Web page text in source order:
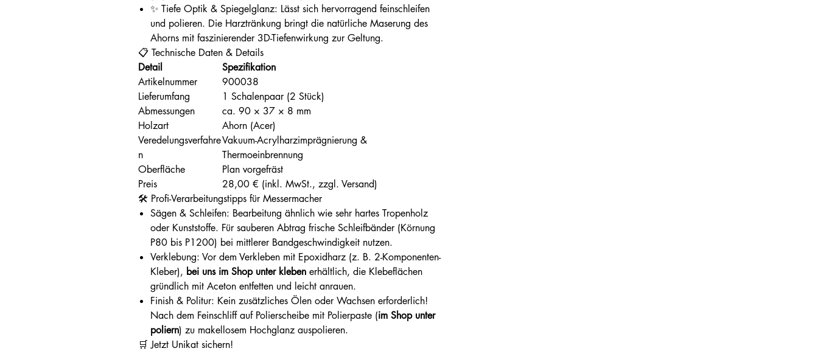
✨ Tiefe Optik & Spiegelglanz: Lässt sich hervorragend feinschleifen
und polieren. Die Harztränkung bringt die natürliche Maserung des
Ahorns mit faszinierender 3D-Tiefenwirkung zur Geltung.
📋 Technische Daten & Details
Detail
Spezifikation
Artikelnummer
900038
Lieferumfang
1 Schalenpaar (2 Stück)
Abmessungen
ca. 90 × 37 × 8 mm
Holzart
Ahorn (Acer)
Veredelungsverfahre
n
Vakuum-Acrylharzimprägnierung &
Thermoeinbrennung
Oberfläche
Plan vorgefräst
Preis
28,00 € (inkl. MwSt., zzgl. Versand)
🛠️ Profi-Verarbeitungstipps für Messermacher
Sägen & Schleifen: Bearbeitung ähnlich wie sehr hartes Tropenholz
oder Kunststoffe. Für sauberen Abtrag frische Schleifbänder (Körnung
P80 bis P1200) bei mittlerer Bandgeschwindigkeit nutzen.
Verklebung: Vor dem Verkleben mit Epoxidharz (z. B. 2-Komponenten-
Kleber), bei uns im Shop unter kleben erhältlich, die Klebeflächen
gründlich mit Aceton entfetten und leicht anrauen.
Finish & Politur: Kein zusätzliches Ölen oder Wachsen erforderlich!
Nach dem Feinschliff auf Polierscheibe mit Polierpaste (im Shop unter
poliern) zu makellosem Hochglanz auspolieren.
🛒 Jetzt Unikat sichern!